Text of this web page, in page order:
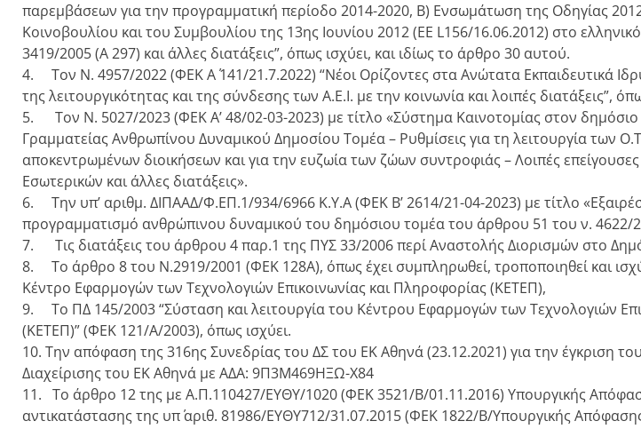
παρεμβάσεων για την προγραμματική περίοδο 2014-2020, Β) Ενσωμάτωση της Οδηγίας
Κοινοβουλίου και του Συμβουλίου της 13ης Ιουνίου 2012 (ΕΕ L156/16.06.2012) στο
3419/2005 (Α 297) και άλλες διατάξεις”, όπως ισχύει, και ιδίως το άρθρο 30 αυτού.
4. Τον Ν. 4957/2022 (ΦΕΚ Α΄ 141/21.7.2022) “Νέοι Ορίζοντες στα Ανώτατα Εκπαιδευτικά
της λειτουργικότητας και της σύνδεσης των Α.Ε.Ι. με την κοινωνία και λοιπές διατάξεις”,
5. Τον Ν. 5027/2023 (ΦΕΚ A’ 48/02-03-2023) με τίτλο «Σύστημα Καινοτομίας στον δημόσιο
Γραμματείας Ανθρωπίνου Δυναμικού Δημοσίου Τομέα – Ρυθμίσεις για τη λειτουργία των
αποκεντρωμένων διοικήσεων και για την ευζωία των ζώων συντροφιάς – Λοιπές
Εσωτερικών και άλλες διατάξεις».
6. Την υπ’ αριθμ. ΔΙΠΑΑΔ/Φ.ΕΠ.1/934/6966 Κ.Υ.Α (ΦΕΚ Β’ 2614/21-04-2023) με τίτλο
προγραμματισμό ανθρώπινου δυναμικού του δημόσιου τομέα του άρθρου 51 του ν. 4622/
7. Τις διατάξεις του άρθρου 4 παρ.1 της ΠΥΣ 33/2006 περί Αναστολής Διορισμών στο
8. Το άρθρο 8 του Ν.2919/2001 (ΦΕΚ 128Α), όπως έχει συμπληρωθεί, τροποποιηθεί και
Κέντρο Εφαρμογών των Τεχνολογιών Επικοινωνίας και Πληροφορίας (ΚΕΤΕΠ),
9. Το ΠΔ 145/2003 “Σύσταση και λειτουργία του Κέντρου Εφαρμογών των Τεχνολογιών
(ΚΕΤΕΠ)” (ΦΕΚ 121/Α/2003), όπως ισχύει.
10. Την απόφαση της 316ης Συνεδρίας του ΔΣ του ΕΚ Αθηνά (23.12.2021) για την έγκριση
Διαχείρισης του ΕΚ Αθηνά με ΑΔΑ: 9Π3Μ469ΗΞΩ-Χ84
11. Το άρθρο 12 της με Α.Π.110427/ΕΥΘΥ/1020 (ΦΕΚ 3521/Β/01.11.2016) Υπουργικής
αντικατάστασης της υπ΄ αριθ. 81986/ΕΥΘΥ712/31.07.2015 (ΦΕΚ 1822/Β/Υπουργικής Απόφασης